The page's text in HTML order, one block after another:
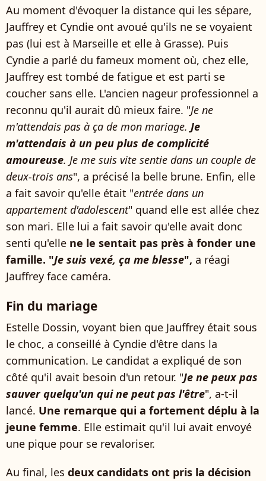
Au moment d'évoquer la distance qui les sépare,
Jauffrey et Cyndie ont avoué qu'ils ne se voyaient
pas (lui est à Marseille et elle à Grasse). Puis
Cyndie a parlé du fameux moment où, chez elle,
Jauffrey est tombé de fatigue et est parti se
coucher sans elle. L'ancien nageur professionnel a
reconnu qu'il aurait dû mieux faire. "Je ne
m'attendais pas à ça de mon mariage. Je
m'attendais à un peu plus de complicité
amoureuse. Je me suis vite sentie dans un couple de
deux-trois ans", a précisé la belle brune. Enfin, elle
a fait savoir qu'elle était "entrée dans un
appartement d'adolescent" quand elle est allée chez
son mari. Elle lui a fait savoir qu'elle avait donc
senti qu'elle ne le sentait pas près à fonder une
famille. "Je suis vexé, ça me blesse", a réagi
Jauffrey face caméra.
Fin du mariage
Estelle Dossin, voyant bien que Jauffrey était sous
le choc, a conseillé à Cyndie d'être dans la
communication. Le candidat a expliqué de son
côté qu'il avait besoin d'un retour. "Je ne peux pas
sauver quelqu'un qui ne peut pas l'être", a-t-il
lancé. Une remarque qui a fortement déplu à la
jeune femme. Elle estimait qu'il lui avait envoyé
une pique pour se revaloriser.
Au final, les deux candidats ont pris la décision